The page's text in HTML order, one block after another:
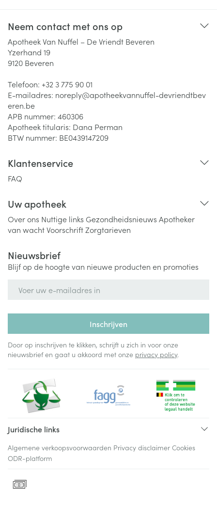
Neem contact met ons op
Apotheek Van Nuffel – De Vriendt Beveren
Yzerhand 19
9120 Beveren
Telefoon: +32 3 775 90 01
E-mailadres: noreply@apotheekvannuffel-devriendtbev
eren.be
APB nummer: 460306
Apotheek titularis: Dana Perman
BTW nummer: BE0439147209
Klantenservice
FAQ
Uw apotheek
Over ons Nuttige links Gezondheidsnieuws Apotheker
van wachtVoorschriftZorgtarieven
Nieuwsbrief
Blijf op de hoogte van nieuwe producten en promoties
Inschrijven
Door op inschrijven te klikken, schrijft u zich in voor onze
nieuwsbrief en gaat u akkoord met onze privacy policy.
Juridische links
Algemene verkoopsvoorwaarden Privacy disclaimer Cookies
ODR-platform